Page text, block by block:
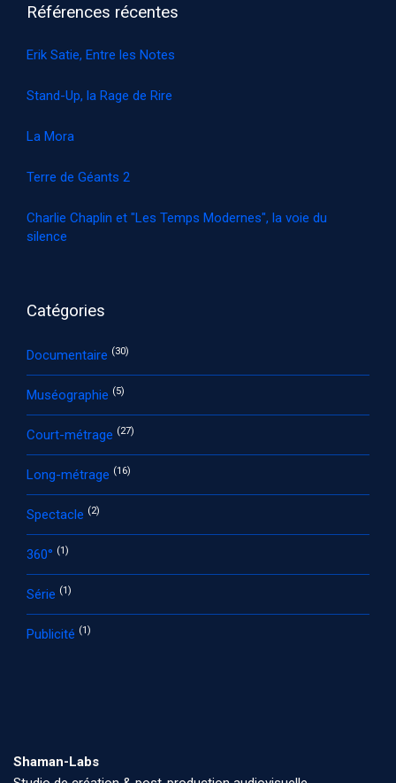
Références récentes
Erik Satie, Entre les Notes
Stand-Up, la Rage de Rire
La Mora
Terre de Géants 2
Charlie Chaplin et "Les Temps Modernes", la voie du
silence
Catégories
Documentaire (30)
Muséographie (5)
Court-métrage (27)
Long-métrage (16)
Spectacle (2)
360° (1)
Série (1)
Publicité (1)
Shaman-Labs